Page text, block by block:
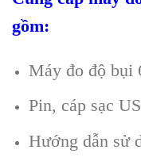
gồm:
Máy đo độ bụi
Pin, cáp sạc
Hướng dẫn sử